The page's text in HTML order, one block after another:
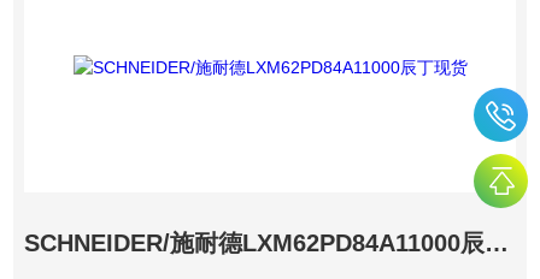
SCHNEIDER/施耐德LXM62PD84A11000辰丁现货